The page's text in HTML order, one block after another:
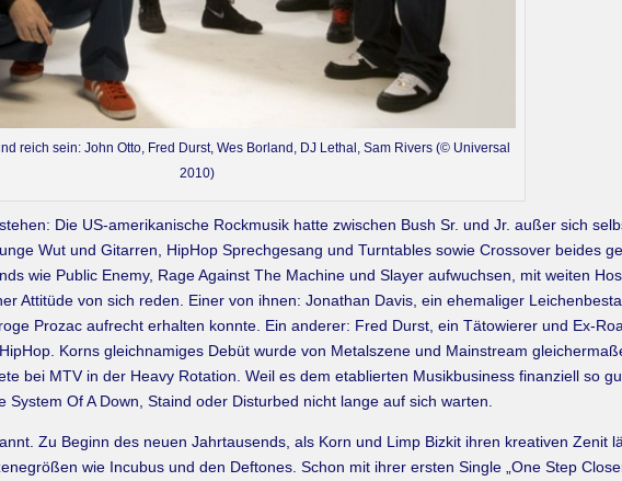
reich sein: John Otto, Fred Durst, Wes Borland, DJ Lethal, Sam Rivers (© Universal
2010)
Die US-amerikanische Rockmusik hatte zwischen Bush Sr. und Jr. außer sich
Wut und Gitarren, HipHop Sprechgesang und Turntables sowie Crossover beides
wie Public Enemy, Rage Against The Machine und Slayer aufwuchsen, mit weiten
Attitüde von sich reden. Einer von ihnen: Jonathan Davis, ein ehemaliger
Prozac aufrecht erhalten konnte. Ein anderer: Fred Durst, ein Tätowierer und Ex-
Korns gleichnamiges Debüt wurde von Metalszene und Mainstream
bei MTV in der Heavy Rotation. Weil es dem etablierten Musikbusiness finanziell so
Of A Down, Staind oder Disturbed nicht lange auf sich warten.
Zu Beginn des neuen Jahrtausends, als Korn und Limp Bizkit ihren kreativen Zenit
wie Incubus und den Deftones. Schon mit ihrer ersten Single „One Step